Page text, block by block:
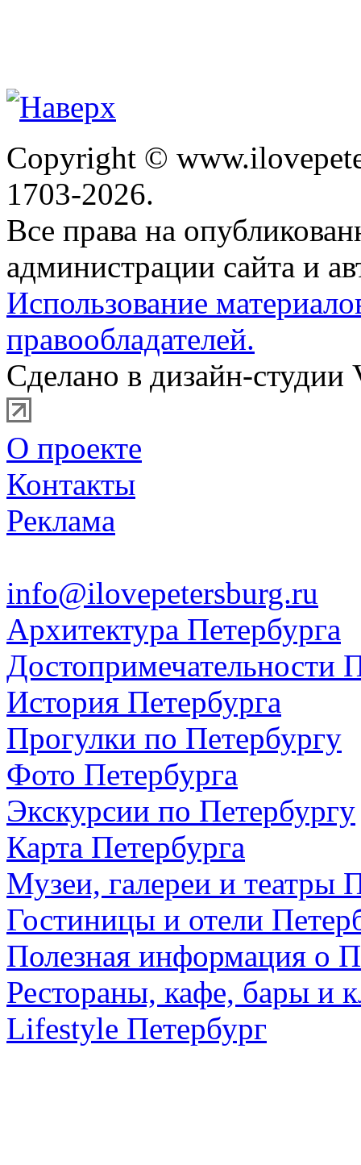
Copyright ©
1703-2026.
Все права на
администрации сайта и
Использование
правообладателей.
Сделано в дизайн-студии
О проекте
Контакты
Реклама
info@ilovepetersburg.ru
Архитектура Петербурга
Достопримечательности
История Петербурга
Прогулки по Петербургу
Фото Петербурга
Экскурсии по Петербургу
Карта Петербурга
Музеи, галереи и театры
Гостиницы и отели
Полезная информация о
Рестораны, кафе, бары и
Lifestyle Петербург